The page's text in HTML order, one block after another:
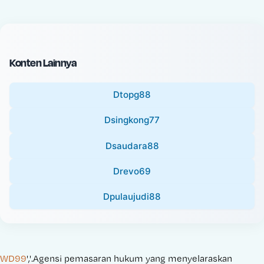
c
e
Konten Lainnya
Dtopg88
Dsingkong77
Dsaudara88
Drevo69
Dpulaujudi88
WD99','.Agensi pemasaran hukum yang menyelaraskan